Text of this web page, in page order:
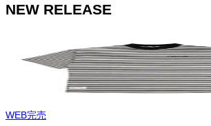
NEW RELEASE
WEB完売